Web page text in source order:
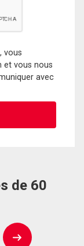
vous
et vous nous
avec
de 60